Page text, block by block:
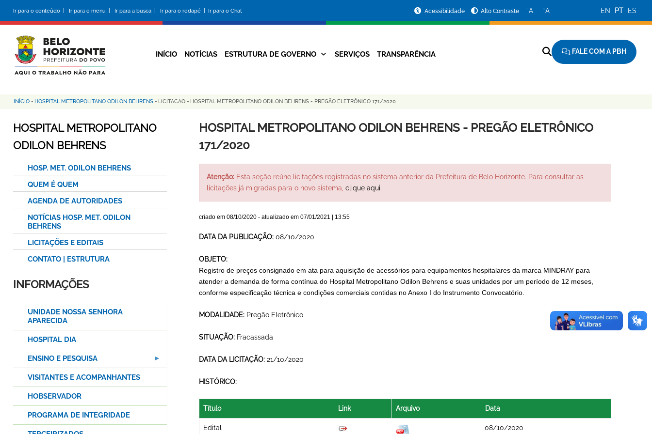
conteúdo
principal
Ir para o conteúdo | Ir para o menu | Ir para a busca | Ir para o rodapé | Ir para o Chat
da
Prefeitura
Acessibilidade Alto Contraste −A +A EN PT ES
Navegação
INÍCIO NOTÍCIAS ESTRUTURA DE GOVERNO SERVIÇOS TRANSPARÊNCIA FALE COM A PBH
Trilha
de
navegação
INÍCIO - HOSPITAL METROPOLITANO ODILON BEHRENS - LICITACAO - HOSPITAL METROPOLITANO ODILON BEHRENS - PREGÃO ELETRÔNICO 171/2020
HOSPITAL METROPOLITANO ODILON BEHRENS - PREGÃO ELETRÔNICO
171/2020
Atenção:Esta seção reúne licitações registradas no sistema anterior da Prefeitura de Belo Horizonte. Para consultar as
licitações já migradas para o novo sistema, clique aqui.
criado em 08/10/2020- atualizado em 07/01/2021 | 13:55
DATA DA PUBLICAÇÃO: 08/10/2020
OBJETO:
Registro de preços consignado em ata para aquisição de acessórios para equipamentos hospitalares da marca MINDRAY para
atender a demanda de forma contínua do Hospital Metropolitano Odilon Behrens e suas unidades por um período de 12 meses,
conforme especificação técnica e condições comerciais contidas no Anexo I do Instrumento Convocatório.
MODALIDADE: Pregão Eletrônico
SITUAÇÃO: Fracassada
DATA DA LICITAÇÃO: 21/10/2020
HISTÓRICO:
Título Link Arquivo Data
Edital 08/10/2020
HOSPITAL METROPOLITANO
ODILON BEHRENS
HOSP. MET. ODILON BEHRENS
QUEM É QUEM
AGENDA DE AUTORIDADES
NOTÍCIAS HOSP. MET. ODILON
BEHRENS
LICITAÇÕES E EDITAIS
CONTATO | ESTRUTURA
INFORMAÇÕES
UNIDADE NOSSA SENHORA
APARECIDA
HOSPITAL DIA
ENSINO E PESQUISA
VISITANTES E ACOMPANHANTES
HOBSERVADOR
PROGRAMA DE INTEGRIDADE